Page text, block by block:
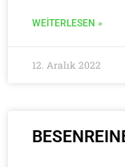
WEITERLESEN »
12. Aralık 2022